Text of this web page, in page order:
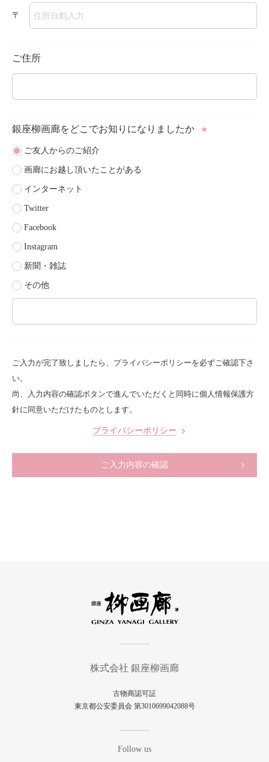
〒
ご住所
銀座柳画廊をどこでお知りになりましたか ★
ご友人からのご紹介
画廊にお越し頂いたことがある
インターネット
Twitter
Facebook
Instagram
新聞・雑誌
その他
ご入力が完了致しましたら、プライバシーポリシーを必ずご確認下さ
い。
尚、入力内容の確認ボタンで進んでいただくと同時に個人情報保護方
針に同意いただけたものとします。
プライバシーポリシー
ご入力内容の確認
株式会社 銀座柳画廊
古物商認可証
東京都公安委員会 第3010699042088号
Follow us